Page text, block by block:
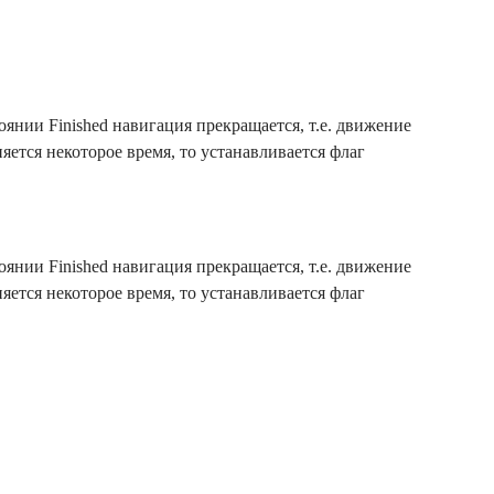
Finished навигация прекращается, т.е. движение
некоторое время, то устанавливается флаг
Finished навигация прекращается, т.е. движение
некоторое время, то устанавливается флаг